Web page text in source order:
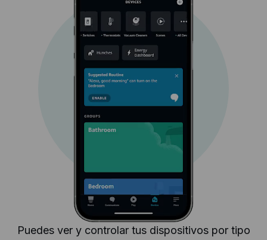
Puedes ver y controlar tus dispositivos por tipo